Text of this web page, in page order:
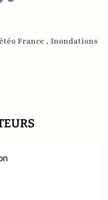
France , Inondations